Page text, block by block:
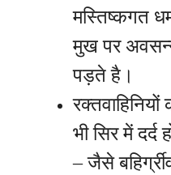
मस्तिष्कगत
मुख पर
पड़ते है।
भी सिर में
– जैसे